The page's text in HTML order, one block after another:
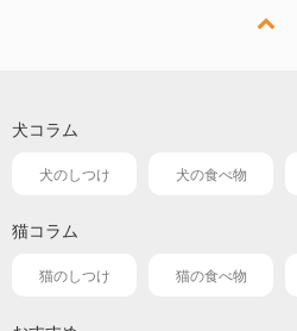
犬コラム
犬のしつけ 犬の食べ物
猫コラム
猫のしつけ 猫の食べ物